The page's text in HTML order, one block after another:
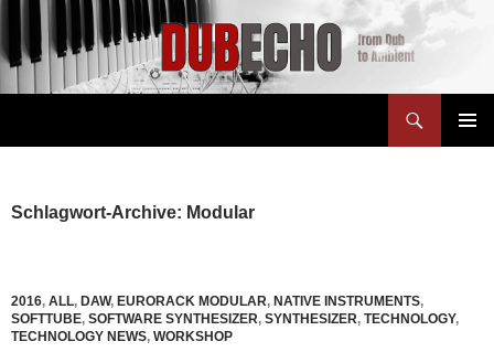
Schlagwort-Archive: Modular
2016, ALL, DAW, EURORACK MODULAR, NATIVE INSTRUMENTS,
SOFTTUBE, SOFTWARE SYNTHESIZER, SYNTHESIZER, TECHNOLOGY,
TECHNOLOGY NEWS, WORKSHOP